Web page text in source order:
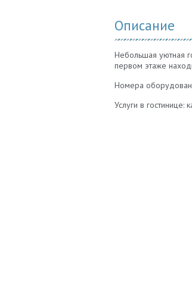
Описание
Небольшая уютная
первом этаже
Номера
Услуги в гостинице: